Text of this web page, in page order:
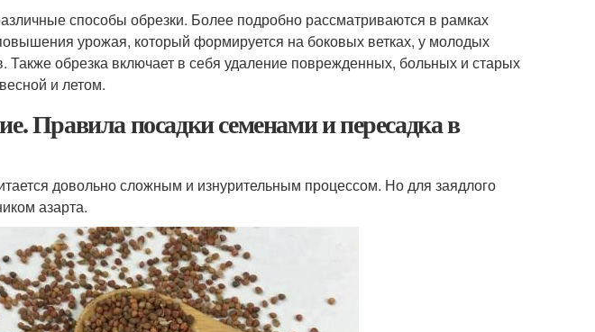
способы обрезки. Более подробно рассматриваются в рамках
урожая, который формируется на боковых ветках, у молодых
Также обрезка включает в себя удаление поврежденных, больных и старых
и летом.
Правила посадки семенами и пересадка в
довольно сложным и изнурительным процессом. Но для заядлого
азарта.